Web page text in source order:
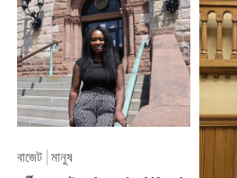
বাজেট মানুষ